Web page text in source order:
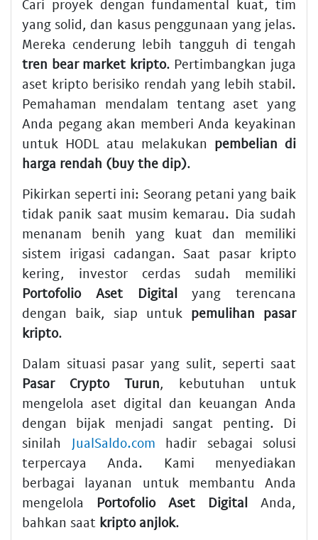
Cari proyek dengan fundamental kuat, tim
yang solid, dan kasus penggunaan yang jelas.
Mereka cenderung lebih tangguh di tengah
tren bear market kripto. Pertimbangkan juga
aset kripto berisiko rendah yang lebih stabil.
Pemahaman mendalam tentang aset yang
Anda pegang akan memberi Anda keyakinan
untuk HODL atau melakukan pembelian di
harga rendah (buy the dip).
Pikirkan seperti ini: Seorang petani yang baik
tidak panik saat musim kemarau. Dia sudah
menanam benih yang kuat dan memiliki
sistem irigasi cadangan. Saat pasar kripto
kering, investor cerdas sudah memiliki
Portofolio Aset Digitalyang terencana
dengan baik, siap untuk pemulihan pasar
kripto.
Dalam situasi pasar yang sulit, seperti saat
Pasar Crypto Turun, kebutuhan untuk
mengelola aset digital dan keuangan Anda
dengan bijak menjadi sangat penting. Di
sinilah JualSaldo.com hadir sebagai solusi
terpercaya Anda. Kami menyediakan
berbagai layanan untuk membantu Anda
mengelola Portofolio Aset Digital Anda,
bahkan saat kripto anjlok.